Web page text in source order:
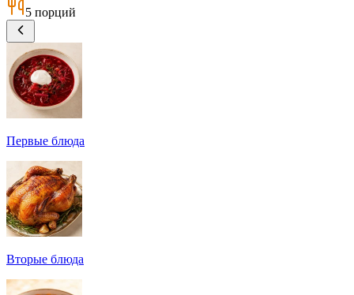
5 порций
Первые блюда
Вторые блюда